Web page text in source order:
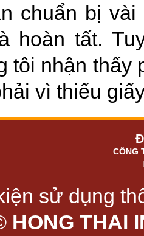
chuẩn bị
hoàn tất.
tôi nhận
vì thiếu
CÔNG
sử dụng
HONG THAI